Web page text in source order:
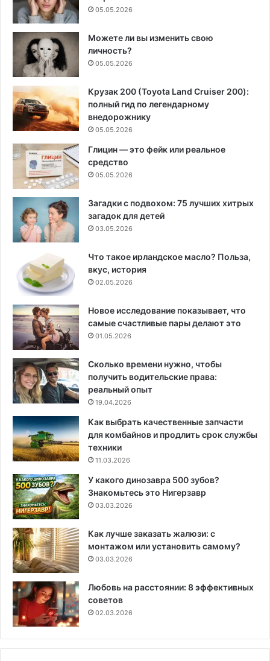
05.05.2026
Можете ли вы изменить свою
личность?
05.05.2026
Крузак 200 (Toyota Land Cruiser 200):
полный гид по легендарному
внедорожнику
05.05.2026
Глицин — это фейк или реальное
средство
05.05.2026
Загадки с подвохом: 75 лучших хитрых
загадок для детей
03.05.2026
Что такое ирландское масло? Польза,
вкус, история
02.05.2026
Новое исследование показывает, что
самые счастливые пары делают это
01.05.2026
Сколько времени нужно, чтобы
получить водительские права:
реальный опыт
19.04.2026
Как выбрать качественные запчасти
для комбайнов и продлить срок службы
техники
11.03.2026
У какого динозавра 500 зубов?
Знакомьтесь это Нигерзавр
03.03.2026
Как лучше заказать жалюзи: с
монтажом или установить самому?
03.03.2026
Любовь на расстоянии: 8 эффективных
советов
02.03.2026